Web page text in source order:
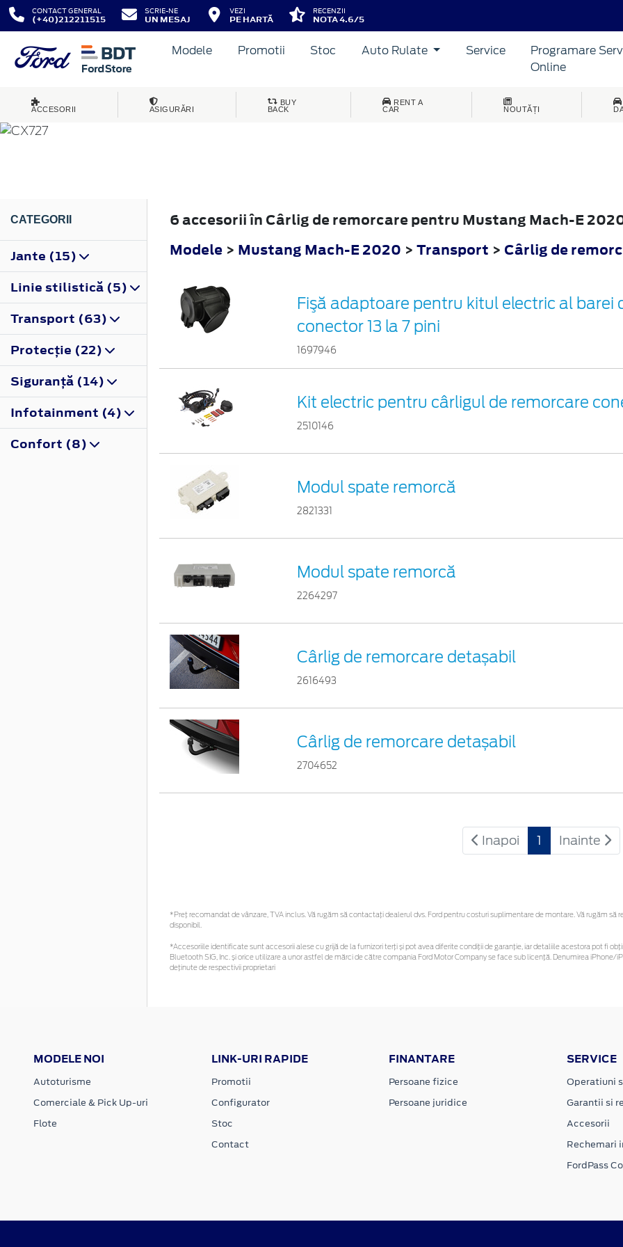
CONTACT GENERAL
(+40)212211515
SCRIE-NE
UN MESAJ
VEZI
PE HARTĂ
RECENZII
NOTA 4.6/5
Modele Promotii Stoc Auto Rulate Service
Programare
Online
ACCESORII ASIGURĂRI
BUY
BACK
RENT A
CAR
NOUTĂȚI
MUSTANG MACH-E
CATEGORII
Jante (15)
Linie stilistică (5)
Transport (63)
Protecţie (22)
Siguranţă (14)
Infotainment (4)
Confort (8)
6 accesorii în Cârlig de remorcare pentru Mustang Mach-E
Modele > Mustang Mach-E 2020 > Transport > Cârlig de
Fişă adaptoare pentru kitul electric al barei
conector 13 la 7 pini
1697946
Kit electric pentru cârligul de remorcare
2510146
Modul spate remorcă
2821331
Modul spate remorcă
2264297
Cârlig de remorcare detașabil
2616493
Cârlig de remorcare detașabil
2704652
Inapoi 1 Inainte
*Preţ recomandat de vânzare, TVA inclus. Vă rugăm să contactaţi dealerul dvs. Ford pentru costuri suplimentare de montare. Vă rugăm
disponibil.
*Accesoriile identificate sunt accesorii alese cu grijă de la furnizori terți și pot avea diferite condiții de garanție, iar detaliile acestora pot fi
Bluetooth SIG, Inc. și orice utilizare a unor astfel de mărci de către compania Ford Motor Company se face sub licență. Denumirea
deținute de respectivii proprietari
MODELE NOI
Autoturisme
Comerciale & Pick Up-uri
Flote
LINK-URI RAPIDE
Promotii
Configurator
Stoc
Contact
FINANTARE
Persoane fizice
Persoane juridice
SERVICE
Operatiuni
Garantii si
Accesorii
Rechemari
FordPass